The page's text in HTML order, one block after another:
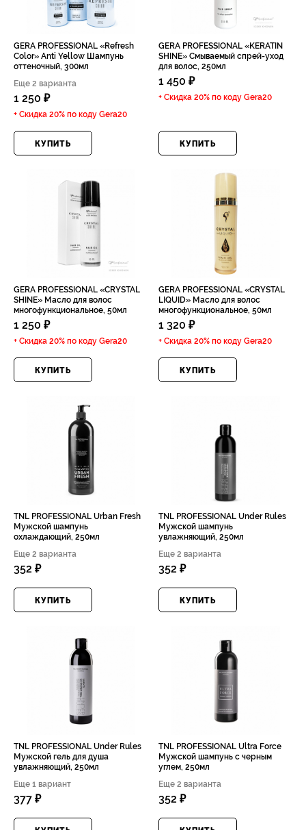
GERA PROFESSIONAL «Refresh
Color» Anti Yellow Шампунь
оттеночный, 300мл
Еще 2 варианта
1 250 ₽
+ Скидка 20% по коду Gera20
КУПИТЬ
GERA PROFESSIONAL «KERATIN
SHINE» Смываемый спрей-уход
для волос, 250мл
1 450 ₽
+ Скидка 20% по коду Gera20
КУПИТЬ
GERA PROFESSIONAL «CRYSTAL
SHINE» Масло для волос
многофункциональное, 50мл
1 250 ₽
+ Скидка 20% по коду Gera20
КУПИТЬ
GERA PROFESSIONAL «CRYSTAL
LIQUID» Масло для волос
многофункциональное, 50мл
1 320 ₽
+ Скидка 20% по коду Gera20
КУПИТЬ
TNL PROFESSIONAL Urban Fresh
Мужской шампунь
охлаждающий, 250мл
Еще 2 варианта
352 ₽
КУПИТЬ
TNL PROFESSIONAL Under Rules
Мужской шампунь
увлажняющий, 250мл
Еще 2 варианта
352 ₽
КУПИТЬ
TNL PROFESSIONAL Under Rules
Мужской гель для душа
увлажняющий, 250мл
Еще 1 вариант
377 ₽
TNL PROFESSIONAL Ultra Force
Мужской шампунь с черным
углем, 250мл
Еще 2 варианта
352 ₽